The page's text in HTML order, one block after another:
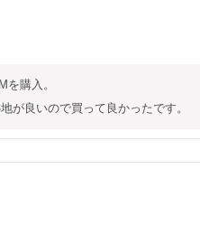
を購入。
が良いので買って良かったです。